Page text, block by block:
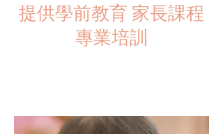
提供學前教育 家長課程
專業培訓